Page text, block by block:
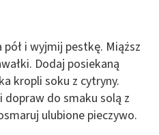
i wyjmij pestkę. Miąższ
Dodaj posiekaną
kropli soku z cytryny.
dopraw do smaku solą z
ulubione pieczywo.